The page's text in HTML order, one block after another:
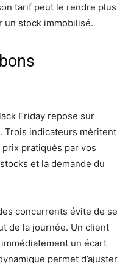
tarif peut le rendre plus
un stock immobilisé.
Friday repose sur
Trois indicateurs méritent
pratiqués par vos
et la demande du
concurrents évite de se
de la journée. Un client
un écart
permet d’ajuster